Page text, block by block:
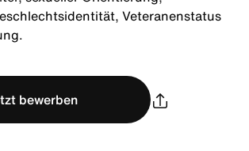
Veteranenstatus
bewerben